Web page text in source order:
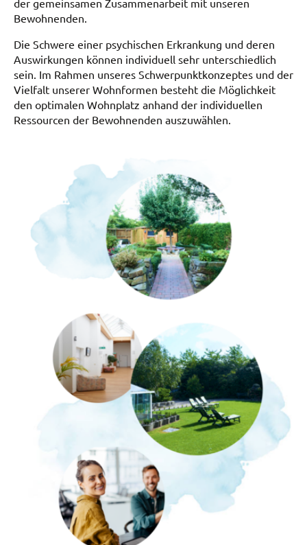
der gemeinsamen Zusammenarbeit mit unseren
Bewohnenden.
Die Schwere einer psychischen Erkrankung und deren
Auswirkungen können individuell sehr unterschiedlich
sein. Im Rahmen unseres Schwerpunktkonzeptes und der
Vielfalt unserer Wohnformen besteht die Möglichkeit
den optimalen Wohnplatz anhand der individuellen
Ressourcen der Bewohnenden auszuwählen.